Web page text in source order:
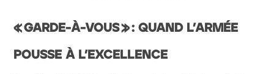
« GARDE-À-VOUS » : QUAND L’ARMÉE
POUSSE À L’EXCELLENCE